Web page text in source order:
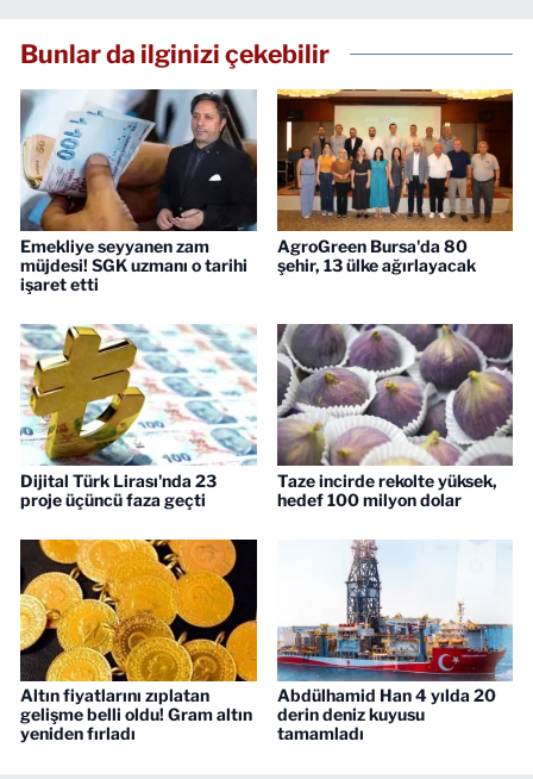
Bunlar da ilginizi çekebilir
Emekliye seyyanen zam
müjdesi! SGK uzmanı o tarihi
işaret etti
AgroGreen Bursa'da 80
şehir, 13 ülke ağırlayacak
Dijital Türk Lirası'nda 23
proje üçüncü faza geçti
Taze incirde rekolte yüksek,
hedef 100 milyon dolar
Altın fiyatlarını zıplatan
gelişme belli oldu! Gram altın
yeniden fırladı
Abdülhamid Han 4 yılda 20
derin deniz kuyusu
tamamladı